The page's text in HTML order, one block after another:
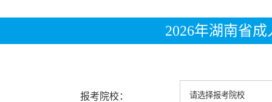
2026年湖南省
报考院校：